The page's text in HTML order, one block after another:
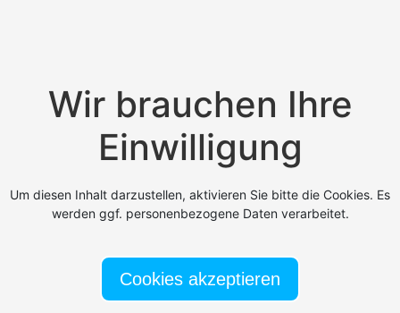
Wir brauchen Ihre
Einwilligung
Um diesen Inhalt darzustellen, aktivieren Sie bitte die Cookies. Es
werden ggf. personenbezogene Daten verarbeitet.
Cookies akzeptieren